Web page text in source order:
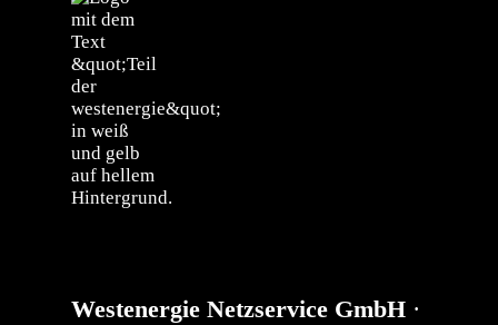
Westenergie Netzservice GmbH ·